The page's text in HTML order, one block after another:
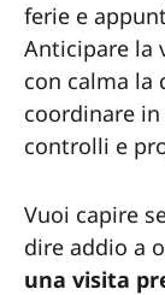
ferie e
Anticipare la
con calma la
coordinare
controlli e
Vuoi capire
dire addio a
una visita